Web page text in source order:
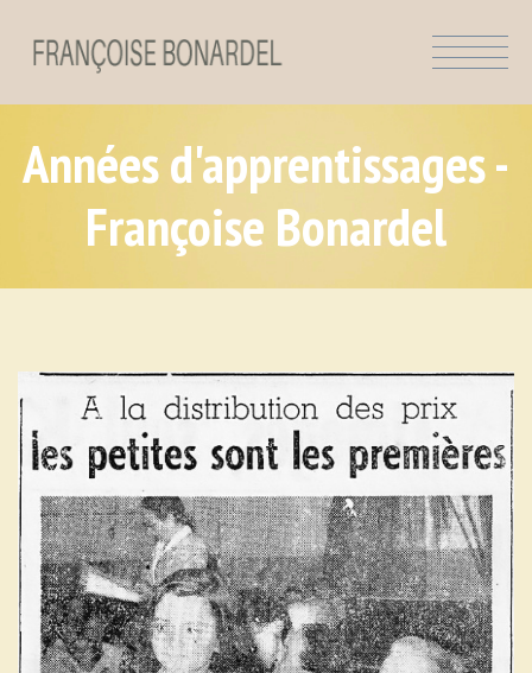
Années d'apprentissages -
Françoise Bonardel